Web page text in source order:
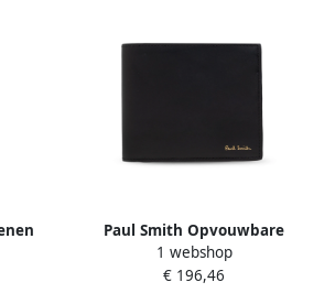
Paul Smith Opvouwbare
portemonnee met logo
Black Heren
1 webshop
€ 196,46